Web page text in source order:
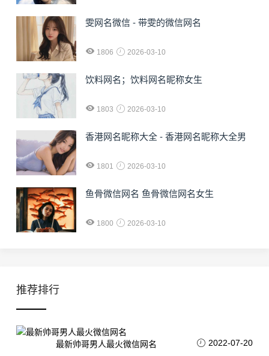
雯网名微信 - 带雯的微信网名
1806 2026-03-10
饮料网名；饮料网名昵称女生
1803 2026-03-10
香港网名昵称大全 - 香港网名昵称大全男
1801 2026-03-10
鱼骨微信网名 鱼骨微信网名女生
1800 2026-03-10
推荐排行
最新帅哥男人最火微信网名 2022-07-20